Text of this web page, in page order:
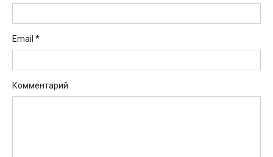
Email *
Комментарий